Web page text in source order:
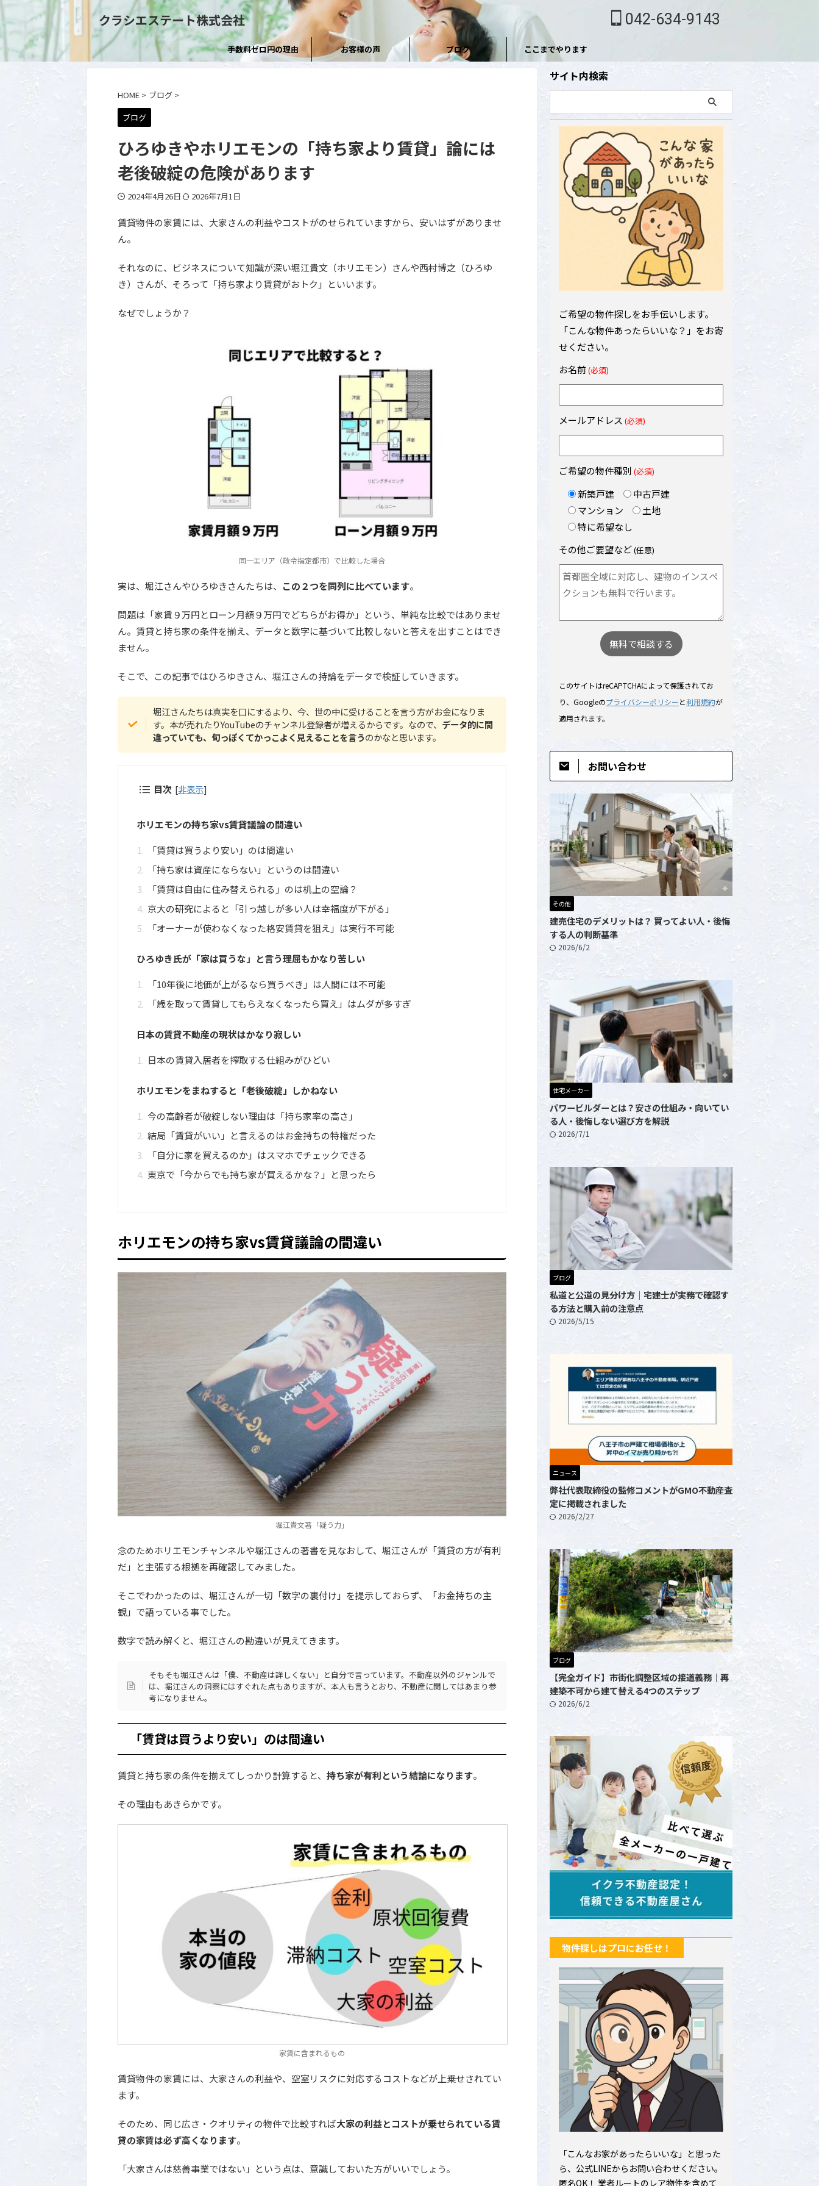
クラシエステート株式会社 042-634-9143
手数料ゼロ円の理由 お客様の声 ブログ ここまでやります
HOME > ブログ >
ブログ
ひろゆきやホリエモンの「持ち家より賃貸」論には
老後破綻の危険があります
2024年4月26日 2026年7月1日
賃貸物件の家賃には、大家さんの利益やコストがのせられていますから、安いはずがありませ
ん。
それなのに、ビジネスについて知識が深い堀江貴文（ホリエモン）さんや西村博之（ひろゆ
き）さんが、そろって「持ち家より賃貸がおトク」といいます。
なぜでしょうか？
同一エリア（政令指定都市）で比較した場合
実は、堀江さんやひろゆきさんたちは、 この２つを同列に比べています。
問題は「家賃９万円とローン月額９万円でどちらがお得か」という、単純な比較ではありませ
ん。賃貸と持ち家の条件を揃え、データと数字に基づいて比較しないと答えを出すことはでき
ません。
そこで、この記事ではひろゆきさん、堀江さんの持論をデータで検証していきます。
堀江さんたちは真実を口にするより、今、世の中に受けることを言う方がお金になりま
す。本が売れたりYouTubeのチャンネル登録者が増えるからです。なので、 データ的に間
違っていても、旬っぽくてかっこよく見えることを言うのかなと思います。
目次 [非表示]
ホリエモンの持ち家vs賃貸議論の間違い
「賃貸は買うより安い」のは間違い
「持ち家は資産にならない」というのは間違い
「賃貸は自由に住み替えられる」のは机上の空論？
京大の研究によると「引っ越しが多い人は幸福度が下がる」
「オーナーが使わなくなった格安賃貸を狙え」は実行不可能
ひろゆき氏が「家は買うな」と言う理屈もかなり苦しい
「10年後に地価が上がるなら買うべき」は人間には不可能
「歳を取って賃貸してもらえなくなったら買え」はムダが多すぎ
日本の賃貸不動産の現状はかなり寂しい
日本の賃貸入居者を搾取する仕組みがひどい
ホリエモンをまねすると「老後破綻」しかねない
今の高齢者が破綻しない理由は「持ち家率の高さ」
結局「賃貸がいい」と言えるのはお金持ちの特権だった
「自分に家を買えるのか」はスマホでチェックできる
東京で「今からでも持ち家が買えるかな？」と思ったら
ホリエモンの持ち家vs賃貸議論の間違い
堀江貴文著「疑う力」
念のためホリエモンチャンネルや堀江さんの著書を見なおして、堀江さんが「賃貸の方が有利
だ」と主張する根拠を再確認してみました。
そこでわかったのは、堀江さんが一切「数字の裏付け」を提示しておらず、「お金持ちの主
観」で語っている事でした。
数字で読み解くと、堀江さんの勘違いが見えてきます。
そもそも堀江さんは「僕、不動産は詳しくない」と自分で言っています。不動産以外のジャンルで
は、堀江さんの洞察にはすぐれた点もありますが、本人も言うとおり、不動産に関してはあまり参
考になりません。
「賃貸は買うより安い」のは間違い
賃貸と持ち家の条件を揃えてしっかり計算すると、 持ち家が有利という結論になります。
その理由もあきらかです。
家賃に含まれるもの
賃貸物件の家賃には、大家さんの利益や、空室リスクに対応するコストなどが上乗せされてい
ます。
そのため、同じ広さ・クオリティの物件で比較すれば大家の利益とコストが乗せられている賃
貸の家賃は必ず高くなります。
「大家さんは慈善事業ではない」という点は、意識しておいた方がいいでしょう。
サイト内検索
ご希望の物件探しをお手伝いします。
「こんな物件あったらいいな？」をお寄
せください。
お名前(必須)
メールアドレス (必須)
ご希望の物件種別 (必須)
新築戸建
中古戸建
マンション
土地
特に希望なし
その他ご要望など(任意)
このサイトはreCAPTCHAによって保護されてお
り、Googleのプライバシーポリシーと利用規約が
適用されます。
お問い合わせ
その他
建売住宅のデメリットは？ 買ってよい人・後悔
する人の判断基準
2026/6/2
住宅メーカー
パワービルダーとは？安さの仕組み・向いてい
る人・後悔しない選び方を解説
2026/7/1
ブログ
私道と公道の見分け方｜宅建士が実務で確認す
る方法と購入前の注意点
2026/5/15
ニュース
弊社代表取締役の監修コメントがGMO不動産査
定に掲載されました
2026/2/27
ブログ
【完全ガイド】市街化調整区域の接道義務｜再
建築不可から建て替える4つのステップ
2026/6/2
物件探しはプロにお任せ！
「こんなお家があったらいいな」と思った
ら、公式LINEからお問い合わせください。
匿名OK！ 業者ルートのレア物件を含めて